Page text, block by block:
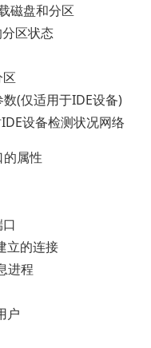
盘和分区
区状态
(仅适用于IDE设备)
设备检测状况网络
属性
的连接
程